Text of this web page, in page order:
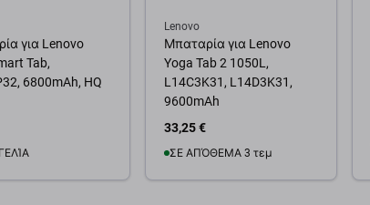
για Lenovo
Tab,
6800mAh, HQ
Lenovo
Μπαταρία για Lenovo
Yoga Tab 2 1050L,
L14C3K31, L14D3K31,
9600mAh
33,25 €
ΣΕ ΑΠΌΘΕΜΑ 3 τεμ